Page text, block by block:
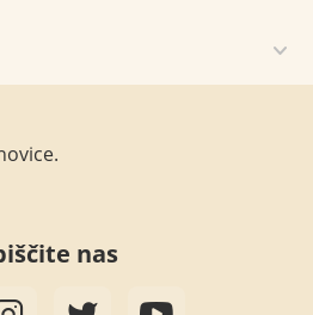
nas